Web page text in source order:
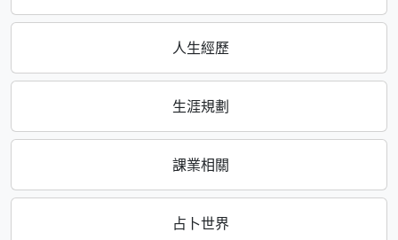
人生經歷
生涯規劃
課業相關
占卜世界